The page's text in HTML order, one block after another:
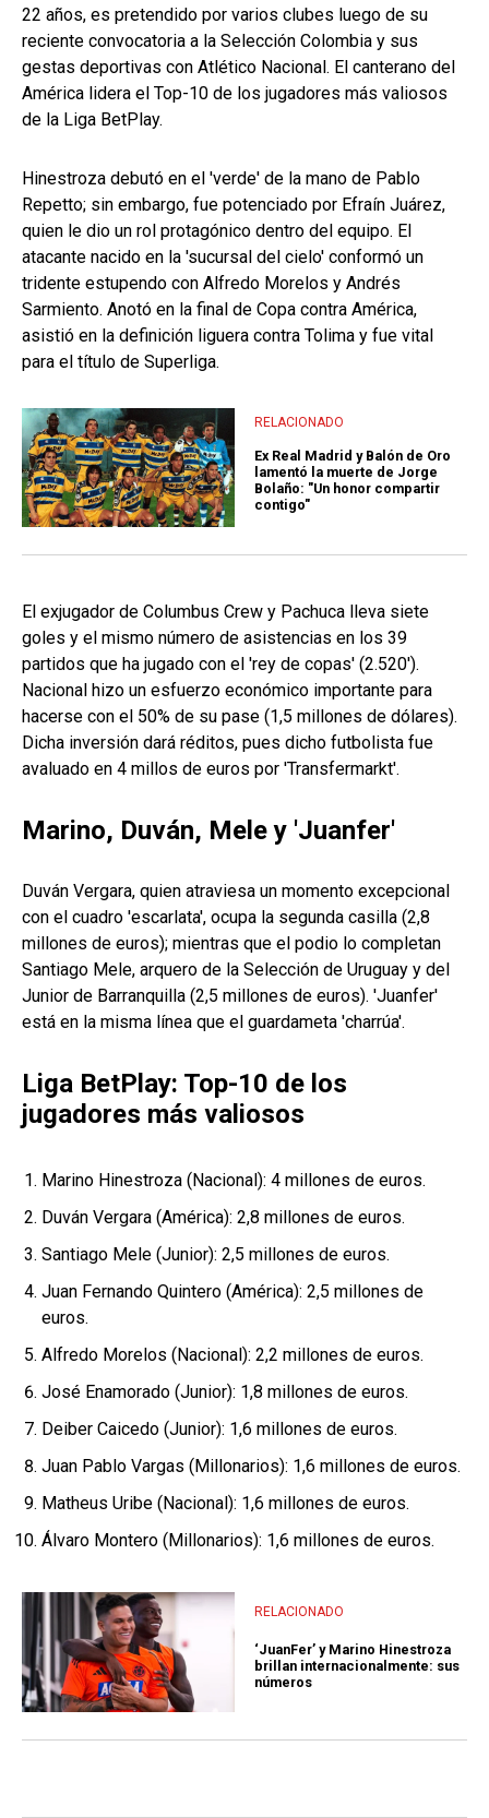
22 años, es pretendido por varios clubes luego de su
reciente convocatoria a la Selección Colombia y sus
gestas deportivas con Atlético Nacional. El canterano del
América lidera el Top-10 de los jugadores más valiosos
de la Liga BetPlay.
Hinestroza debutó en el 'verde' de la mano de Pablo
Repetto; sin embargo, fue potenciado por Efraín Juárez,
quien le dio un rol protagónico dentro del equipo. El
atacante nacido en la 'sucursal del cielo' conformó un
tridente estupendo con Alfredo Morelos y Andrés
Sarmiento. Anotó en la final de Copa contra América,
asistió en la definición liguera contra Tolima y fue vital
para el título de Superliga.
RELACIONADO
Ex Real Madrid y Balón de Oro
lamentó la muerte de Jorge
Bolaño: "Un honor compartir
contigo"
El exjugador de Columbus Crew y Pachuca lleva siete
goles y el mismo número de asistencias en los 39
partidos que ha jugado con el 'rey de copas' (2.520').
Nacional hizo un esfuerzo económico importante para
hacerse con el 50% de su pase (1,5 millones de dólares).
Dicha inversión dará réditos, pues dicho futbolista fue
avaluado en 4 millos de euros por 'Transfermarkt'.
Marino, Duván, Mele y 'Juanfer'
Duván Vergara, quien atraviesa un momento excepcional
con el cuadro 'escarlata', ocupa la segunda casilla (2,8
millones de euros); mientras que el podio lo completan
Santiago Mele, arquero de la Selección de Uruguay y del
Junior de Barranquilla (2,5 millones de euros). 'Juanfer'
está en la misma línea que el guardameta 'charrúa'.
Liga BetPlay: Top-10 de los
jugadores más valiosos
Marino Hinestroza (Nacional): 4 millones de euros.
Duván Vergara (América): 2,8 millones de euros.
Santiago Mele (Junior): 2,5 millones de euros.
Juan Fernando Quintero (América): 2,5 millones de
euros.
Alfredo Morelos (Nacional): 2,2 millones de euros.
José Enamorado (Junior): 1,8 millones de euros.
Deiber Caicedo (Junior): 1,6 millones de euros.
Juan Pablo Vargas (Millonarios): 1,6 millones de euros.
Matheus Uribe (Nacional): 1,6 millones de euros.
Álvaro Montero (Millonarios): 1,6 millones de euros.
RELACIONADO
‘JuanFer’ y Marino Hinestroza
brillan internacionalmente: sus
números